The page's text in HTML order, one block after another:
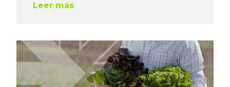
Leer más